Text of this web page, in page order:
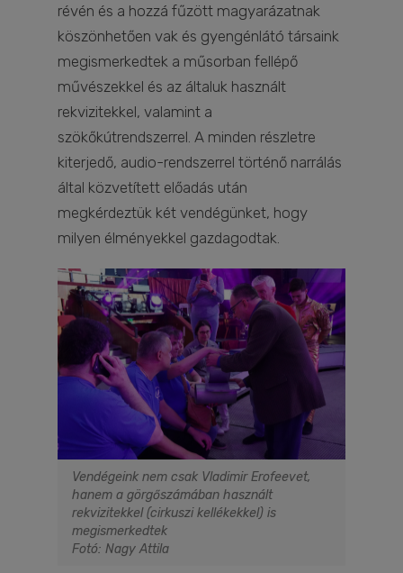
révén és a hozzá fűzött magyarázatnak
köszönhetően vak és gyengénlátó társaink
megismerkedtek a műsorban fellépő
művészekkel és az általuk használt
rekvizitekkel, valamint a
szökőkútrendszerrel. A minden részletre
kiterjedő, audio-rendszerrel történő narrálás
által közvetített előadás után
megkérdeztük két vendégünket, hogy
milyen élményekkel gazdagodtak.
Vendégeink nem csak Vladimir Erofeevet,
hanem a görgőszámában használt
rekvizitekkel (cirkuszi kellékekkel) is
megismerkedtek
Fotó: Nagy Attila